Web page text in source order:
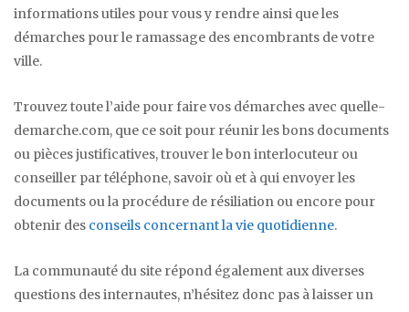
informations utiles pour vous y rendre ainsi que les
démarches pour le ramassage des encombrants de votre
ville.
Trouvez toute l’aide pour faire vos démarches avec quelle-
demarche.com, que ce soit pour réunir les bons documents
ou pièces justificatives, trouver le bon interlocuteur ou
conseiller par téléphone, savoir où et à qui envoyer les
documents ou la procédure de résiliation ou encore pour
obtenir des conseils concernant la vie quotidienne.
La communauté du site répond également aux diverses
questions des internautes, n’hésitez donc pas à laisser un